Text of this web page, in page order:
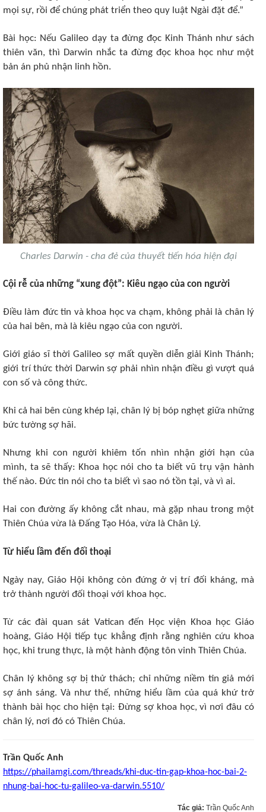
mọi sự, rồi để chúng phát triển theo quy luật Ngài đặt để.”
Bài học: Nếu Galileo dạy ta đừng đọc Kinh Thánh như sách
thiên văn, thì Darwin nhắc ta đừng đọc khoa học như một
bản án phủ nhận linh hồn.
Charles Darwin - cha đẻ của thuyết tiến hóa hiện đại
Cội rễ của những “xung đột”: Kiêu ngạo của con người ​
Điều làm đức tin và khoa học va chạm, không phải là chân lý
của hai bên, mà là kiêu ngạo của con người.
Giới giáo sĩ thời Galileo sợ mất quyền diễn giải Kinh Thánh;
giới trí thức thời Darwin sợ phải nhìn nhận điều gì vượt quá
con số và công thức.
Khi cả hai bên cùng khép lại, chân lý bị bóp nghẹt giữa những
bức tường sợ hãi.
Nhưng khi con người khiêm tốn nhìn nhận giới hạn của
mình, ta sẽ thấy: Khoa học nói cho ta biết vũ trụ vận hành
thế nào. Đức tin nói cho ta biết vì sao nó tồn tại, và vì ai.
Hai con đường ấy không cắt nhau, mà gặp nhau trong một
Thiên Chúa vừa là Đấng Tạo Hóa, vừa là Chân Lý.
Từ hiểu lầm đến đối thoại ​
Ngày nay, Giáo Hội không còn đứng ở vị trí đối kháng, mà
trở thành người đối thoại với khoa học.
Từ các đài quan sát Vatican đến Học viện Khoa học Giáo
hoàng, Giáo Hội tiếp tục khẳng định rằng nghiên cứu khoa
học, khi trung thực, là một hành động tôn vinh Thiên Chúa.
Chân lý không sợ bị thử thách; chỉ những niềm tin giả mới
sợ ánh sáng. Và như thế, những hiểu lầm của quá khứ trở
thành bài học cho hiện tại: Đừng sợ khoa học, vì nơi đâu có
chân lý, nơi đó có Thiên Chúa.
Trần Quốc Anh
https://phailamgi.com/threads/khi-duc-tin-gap-khoa-hoc-bai-2-
nhung-bai-hoc-tu-galileo-va-darwin.5510/
Tác giả: Trần Quốc Anh